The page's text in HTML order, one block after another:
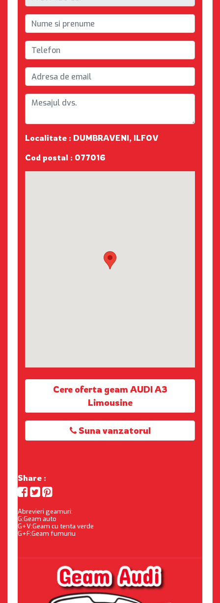
Localitate : DUMBRAVENI, ILFOV
Cod postal : 077016
Cere oferta geam AUDI A3
Limousine
Suna vanzatorul
Share :
Abrevieri geamuri:
G:Geam auto
G+V:Geam cu tenta verde
G+F:Geam fumuriu